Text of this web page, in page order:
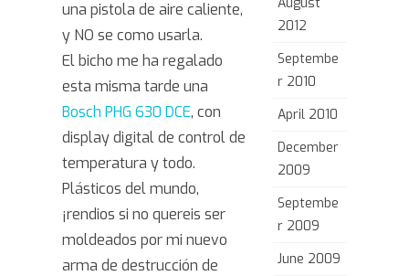
una pistola de aire caliente,
y NO se como usarla.
El bicho me ha regalado
esta misma tarde una
Bosch PHG 630 DCE, con
display digital de control de
temperatura y todo.
Plásticos del mundo,
¡rendios si no quereis ser
moldeados por mi nuevo
arma de destrucción de
2012
Septembe
r 2010
April 2010
December
2009
Septembe
r 2009
June 2009